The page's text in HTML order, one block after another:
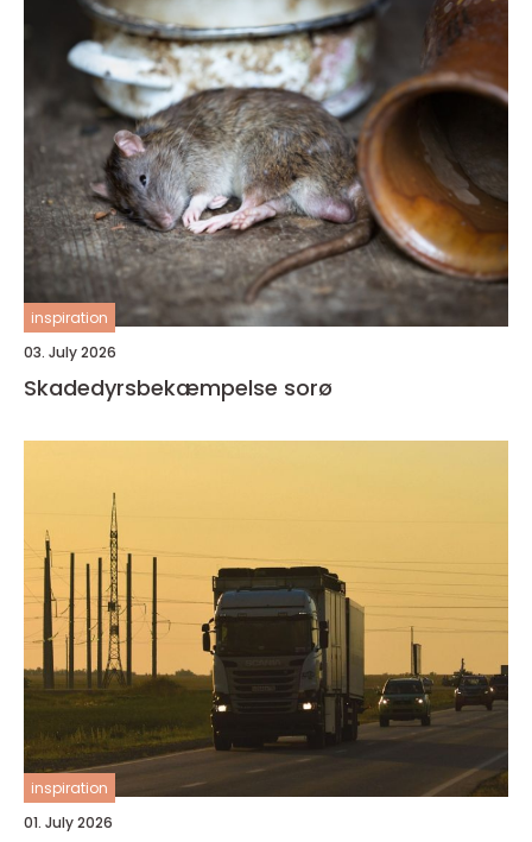
inspiration
03. July 2026
Skadedyrsbekæmpelse sorø
inspiration
01. July 2026